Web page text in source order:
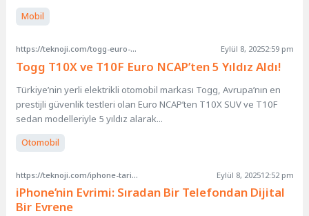
Mobil
https://teknoji.com/togg-euro-ncap-5-yildiz-guvenlik-test-sonuclari/ Eylül 8, 20252:59 pm
Togg T10X ve T10F Euro NCAP’ten 5 Yıldız Aldı!
Türkiye’nin yerli elektrikli otomobil markası Togg, Avrupa’nın en
prestijli güvenlik testleri olan Euro NCAP’ten T10X SUV ve T10F
sedan modelleriyle 5 yıldız alarak...
Otomobil
https://teknoji.com/iphone-tarihcesi-modeller-ozellikler/ Eylül 8, 202512:52 pm
iPhone’nin Evrimi: Sıradan Bir Telefondan Dijital
Bir Evrene